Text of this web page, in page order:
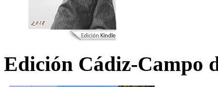
Edición Cádiz-Campo